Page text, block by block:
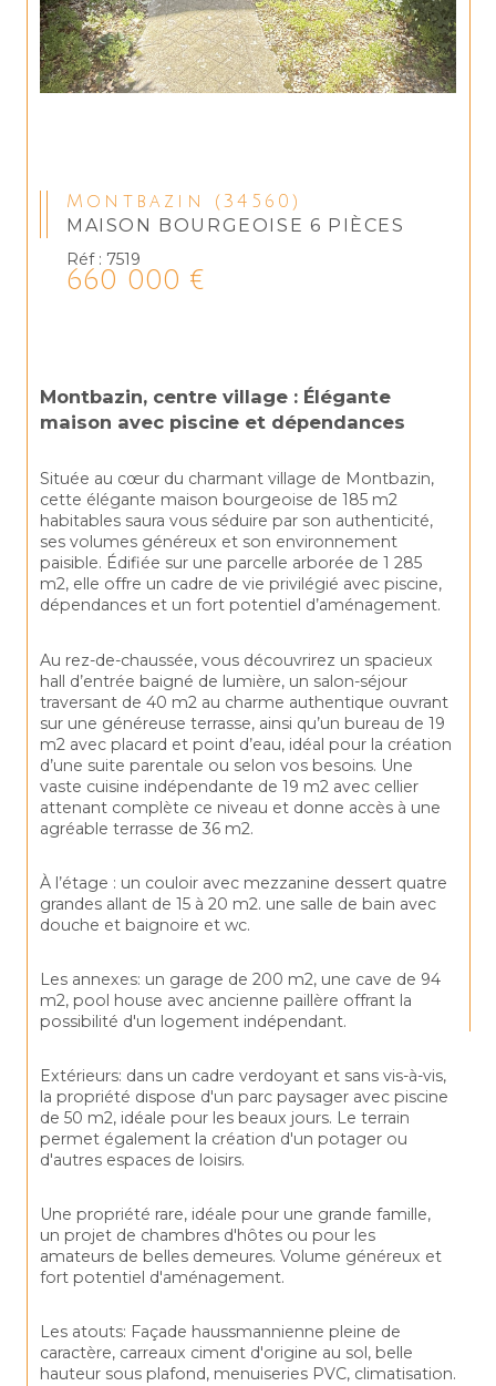
Montbazin (34560)
MAISON BOURGEOISE 6 PIÈCES
Réf : 7519
660 000 €
Montbazin, centre village : Élégante
maison avec piscine et dépendances
Située au cœur du charmant village de Montbazin,
cette élégante maison bourgeoise de 185 m2
habitables saura vous séduire par son authenticité,
ses volumes généreux et son environnement
paisible. Édifiée sur une parcelle arborée de 1 285
m2, elle offre un cadre de vie privilégié avec piscine,
dépendances et un fort potentiel d’aménagement.
Au rez-de-chaussée, vous découvrirez un spacieux
hall d’entrée baigné de lumière, un salon-séjour
traversant de 40 m2 au charme authentique ouvrant
sur une généreuse terrasse, ainsi qu’un bureau de 19
m2 avec placard et point d’eau, idéal pour la création
d’une suite parentale ou selon vos besoins. Une
vaste cuisine indépendante de 19 m2 avec cellier
attenant complète ce niveau et donne accès à une
agréable terrasse de 36 m2.
À l’étage : un couloir avec mezzanine dessert quatre
grandes allant de 15 à 20 m2. une salle de bain avec
douche et baignoire et wc.
Les annexes: un garage de 200 m2, une cave de 94
m2, pool house avec ancienne paillère offrant la
possibilité d'un logement indépendant.
Extérieurs: dans un cadre verdoyant et sans vis-à-vis,
la propriété dispose d'un parc paysager avec piscine
de 50 m2, idéale pour les beaux jours. Le terrain
permet également la création d'un potager ou
d'autres espaces de loisirs.
Une propriété rare, idéale pour une grande famille,
un projet de chambres d'hôtes ou pour les
amateurs de belles demeures. Volume généreux et
fort potentiel d'aménagement.
Les atouts: Façade haussmannienne pleine de
caractère, carreaux ciment d'origine au sol, belle
hauteur sous plafond, menuiseries PVC, climatisation.